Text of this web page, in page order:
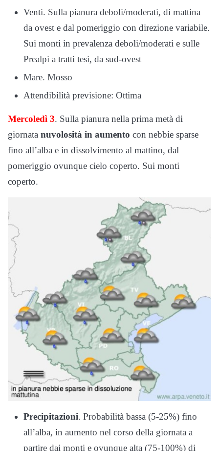
Venti. Sulla pianura deboli/moderati, di mattina
da ovest e dal pomeriggio con direzione variabile.
Sui monti in prevalenza deboli/moderati e sulle
Prealpi a tratti tesi, da sud-ovest
Mare. Mosso
Attendibilità previsione: Ottima
Mercoledì 3. Sulla pianura nella prima metà di
giornata nuvolosità in aumento con nebbie sparse
fino all’alba e in dissolvimento al mattino, dal
pomeriggio ovunque cielo coperto. Sui monti
coperto.
Precipitazioni. Probabilità bassa (5-25%) fino
all’alba, in aumento nel corso della giornata a
partire dai monti e ovunque alta (75-100%) di